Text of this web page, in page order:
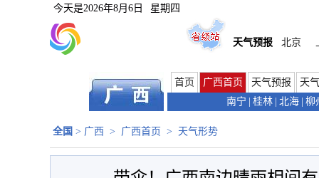
今天是2026年8月6日 星期四
天气预报 北京
首页 广西首页 天气预报
天
南宁
桂林 北海 柳
全国 > 广西 > 广西首页 > 天气形势